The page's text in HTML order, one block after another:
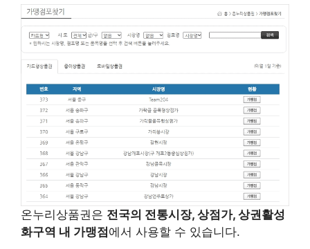
온누리상품권은 전국의 전통시장, 상점가, 상권활성
화구역 내 가맹점에서 사용할 수 있습니다.